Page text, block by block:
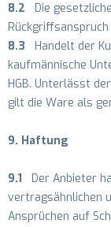
8.2 Die
8.3 Handelt der
kaufmännische
HGB. Unterlässt
gilt die Ware als
9. Haftung
9.1 Der Anbieter
vertragsähnlichen
Ansprüchen auf